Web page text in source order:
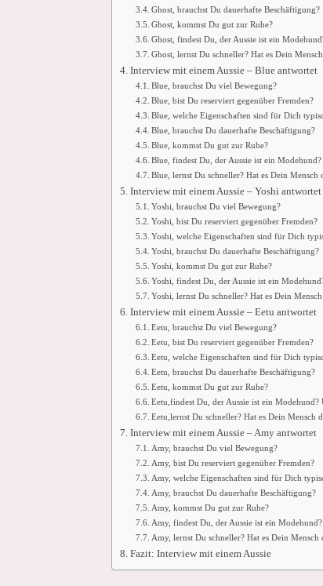
Ghost, brauchst Du dauerhafte Beschäftigung?
Ghost, kommst Du gut zur Ruhe?
Ghost, findest Du, der Aussie ist ein
Ghost, lernst Du schneller? Hat es Dein
Interview mit einem Aussie – Blue antwortet
Blue, brauchst Du viel Bewegung?
Blue, bist Du reserviert gegenüber Fremden?
Blue, welche Eigenschaften sind für Dich
Blue, brauchst Du dauerhafte Beschäftigung?
Blue, kommst Du gut zur Ruhe?
Blue, findest Du, der Aussie ist ein
Blue, lernst Du schneller? Hat es Dein Mensch
Interview mit einem Aussie – Yoshi antwortet
Yoshi, brauchst Du viel Bewegung?
Yoshi, bist Du reserviert gegenüber Fremden?
Yoshi, welche Eigenschaften sind für Dich
Yoshi, brauchst Du dauerhafte Beschäftigung?
Yoshi, kommst Du gut zur Ruhe?
Yoshi, findest Du, der Aussie ist ein
Yoshi, lernst Du schneller? Hat es Dein
Interview mit einem Aussie – Eetu antwortet
Eetu, brauchst Du viel Bewegung?
Eetu, bist Du reserviert gegenüber Fremden?
Eetu, welche Eigenschaften sind für Dich
Eetu, brauchst Du dauerhafte Beschäftigung?
Eetu, kommst Du gut zur Ruhe?
Eetu,findest Du, der Aussie ist ein
Eetu,lernst Du schneller? Hat es Dein Mensch
Interview mit einem Aussie – Amy antwortet
Amy, brauchst Du viel Bewegung?
Amy, bist Du reserviert gegenüber Fremden?
Amy, welche Eigenschaften sind für Dich
Amy, brauchst Du dauerhafte Beschäftigung?
Amy, kommst Du gut zur Ruhe?
Amy, findest Du, der Aussie ist ein
Amy, lernst Du schneller? Hat es Dein Mensch
Fazit: Interview mit einem Aussie